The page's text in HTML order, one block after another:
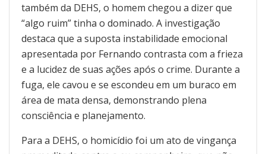
também da DEHS, o homem chegou a dizer que
“algo ruim” tinha o dominado. A investigação
destaca que a suposta instabilidade emocional
apresentada por Fernando contrasta com a frieza
e a lucidez de suas ações após o crime. Durante a
fuga, ele cavou e se escondeu em um buraco em
área de mata densa, demonstrando plena
consciência e planejamento.
Para a DEHS, o homicídio foi um ato de vingança